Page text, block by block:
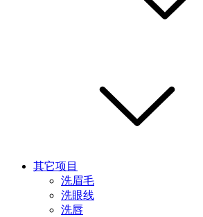
其它项目
洗眉毛
洗眼线
洗唇